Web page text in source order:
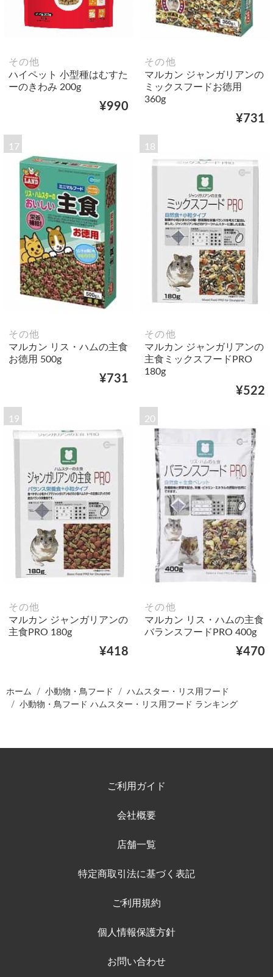
その他
ハイペット 小型種はむすた
ーのきわみ 200g
¥990
その他
マルカン ジャンガリアンの
ミックスフードお徳用
360g
¥731
17
その他
マルカン リス・ハムの主食
お徳用 500g
¥731
18
その他
マルカン ジャンガリアンの
主食ミックスフードPRO
180g
¥522
19
その他
マルカン ジャンガリアンの
主食PRO 180g
¥418
20
その他
マルカン リス・ハムの主食
バランスフードPRO 400g
¥470
ホーム 小動物・鳥フード
ハムスター・リス用フード
小動物・鳥フード ハムスター・リス用フード ランキング
ご利用ガイド
会社概要
店舗一覧
特定商取引法に基づく表記
ご利用規約
個人情報保護方針
お問い合わせ